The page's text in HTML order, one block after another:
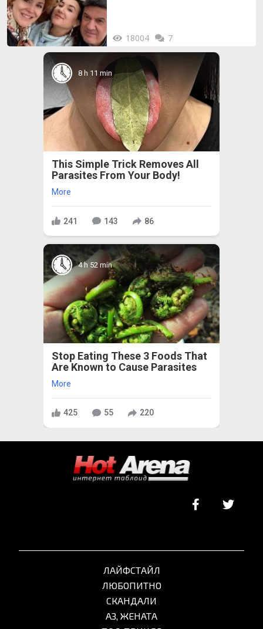
18004 7
8 h 11 min
This Simple Trick Removes All
Parasites From Your Body!
More
241 143 86
4 h 52 min
Stop Eating These 3 Foods That
Are Known to Cause Parasites
More
425 55 220
ЛАЙФСТАЙЛ
ЛЮБОПИТНО
СКАНДАЛИ
АЗ, ЖЕНАТА